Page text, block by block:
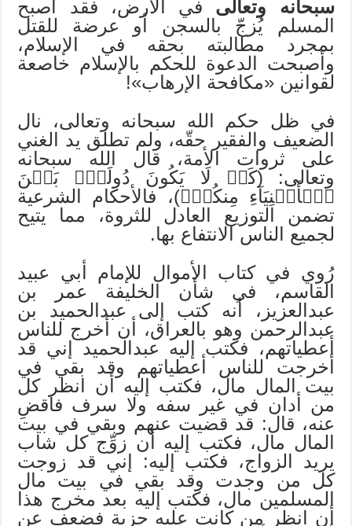
سبحانه وتعالى في الأرض، فقد أصبح
المسلم يُزجّ بالسجن أو عرضة للقتل
بمجرد مطالبته بحقه في الإسلام،
وأصبحت الدعوة للحكم بالإسلام خاصعة
لقوانين «مكافحة الإرهاب»!
في ظل حكم الله سبحانه وتعالى، نال
الضعيف والفقير حقّه، ولم تطلق يد الغني
على ثروات الأمة، قال الله سبحانه
وتعالى: (كَيۡ لَا يَكُونَ دُولَةَۢ بَيۡنَ
ٱلۡأَغۡنِيَآءِ مِنكُمۡۚ)، فالأحكام الشرعية
تضمن التوزيع العادل للثروة، مما يتيح
لجميع الناس الانتفاع بها.
رُوي في كتاب الأموال للإمام أبي عبيد
القاسم، في شأن الخليفة عمر بن
عبدالعزيز، أنه كتب إلى عبدالحميد بن
عبدالرحمن وهو بالعراق، أن أخرج للناس
أعطياتهم، فكتب إليه عبدالحميد إني قد
أخرجت للناس أعطياتهم وقد بقي في
بيت المال مال، فكتب إليه أن انظر كل
من أدان في غير سفه ولا سرف فاقضِ
عنه، قال: قد قضيت عنهم وبقي في بيت
المال مال، فكتب إليه أن زوِّج كل شاب
يريد الزواج، فكتب إليه: إني قد زوجت
كل من وجدت وقد بقي في بيت مال
المسلمين مال، فكتب إليه بعد مخرج هذا
أن انظر من كانت عليه جزية فضعف عن